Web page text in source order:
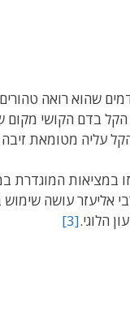
שהוא רואה
בדם הקושי מקום
עליה מטומאת
זו במציאות
אליעזר עושה שימוש
הלוגי.[3]